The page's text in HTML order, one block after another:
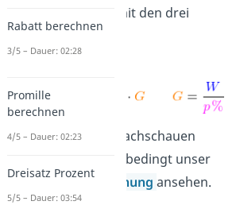
alle Aufgaben mit den drei
lösen:
du das im Detail nachschauen
musst du dir unbedingt unser
zurProzentrechnungansehen.
Rabatt berechnen
3/5 – Dauer: 02:28
Promille
berechnen
4/5 – Dauer: 02:23
Dreisatz Prozent
5/5 – Dauer: 03:54